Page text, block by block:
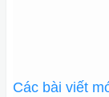
Các bài viết